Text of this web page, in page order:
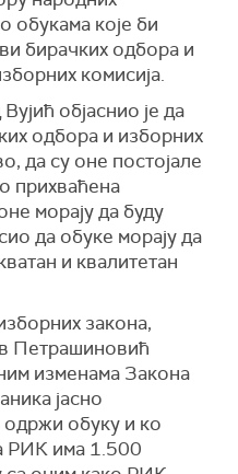
жели се
мањкавости
које су основ за
из члана 76.
посланика,
изборна
којим ће се
пружити
који су
листе.
препоруком 20.
одредбе Закона о
које се односе на
листе
у вези уводи се
листе јасно укаже
инцидента.
прекинула и
ту сатисфакцију
Куртију, твдрећи
исто што би и он.
пљували", рекао је
партије Србије
учествује на овој
обмањује
обавља своје
посланици
Санџака Ахмедин
снага народа
су посланике
сет изборних
не нуде никакву
у изборним
обукама које би
бирачких одбора и
комисија.
објаснио је да
одбора и изборних
да су оне постојале
прихваћена
морају да буду
да обуке морају да
и квалитетан
закона,
Петрашиновић
изменама Закона
јасно
обуку и ко
РИК има 1.500